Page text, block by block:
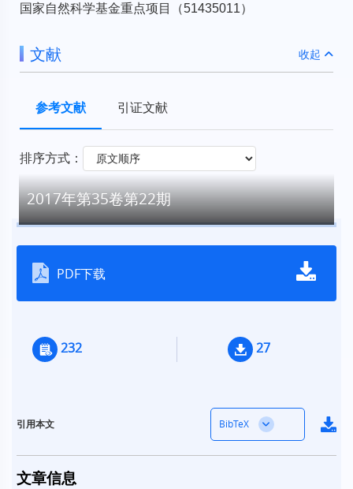
国家自然科学基金重点项目（51435011）
文献 收起
参考文献 引证文献
排序方式：
2017年第35卷第22期
PDF下载
232 27
引用本文 BibTeX
文章信息